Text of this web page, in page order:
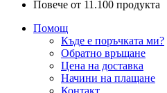
Повече от 11.100 продукта
Помощ
Къде е поръчката ми?
Обратно връщане
Цена на доставка
Начини на плащане
Контакт